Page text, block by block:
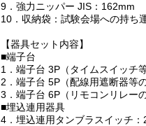
9．強力ニッパー JIS：162mm
10．収納袋：試験会場への持ち
【器具セット内容】
■端子台
1．端子台 3P（タイムスイッチ
2．端子台 5P（配線用遮断器等
3．端子台 6P（リモコンリレー
■埋込連用器具
4．埋込連用タンブラスイッチ：